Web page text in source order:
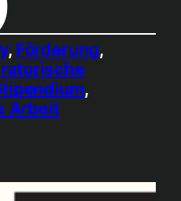
, Förderung ,
,
Arbeit